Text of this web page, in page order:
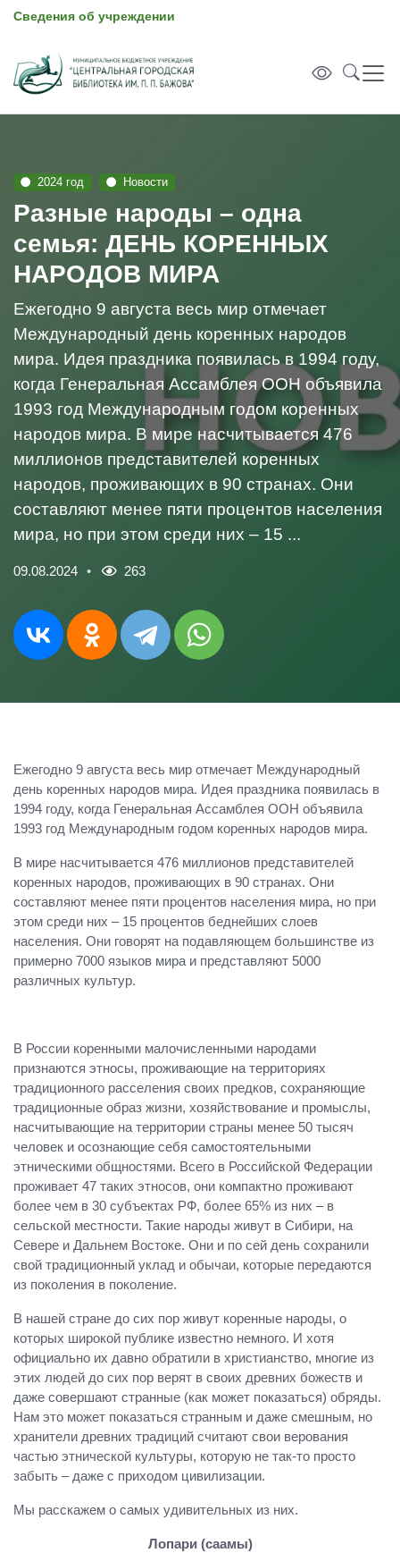
Сведения об учреждении
2024 год Новости
Разные народы – одна
семья: ДЕНЬ КОРЕННЫХ
НАРОДОВ МИРА
Ежегодно 9 августа весь мир отмечает
Международный день коренных народов
мира. Идея праздника появилась в 1994 году,
когда Генеральная Ассамблея ООН объявила
1993 год Международным годом коренных
народов мира. В мире насчитывается 476
миллионов представителей коренных
народов, проживающих в 90 странах. Они
составляют менее пяти процентов населения
мира, но при этом среди них – 15 ...
09.08.2024 263
Ежегодно 9 августа весь мир отмечает Международный
день коренных народов мира. Идея праздника появилась в
1994 году, когда Генеральная Ассамблея ООН объявила
1993 год Международным годом коренных народов мира.
В мире насчитывается 476 миллионов представителей
коренных народов, проживающих в 90 странах. Они
составляют менее пяти процентов населения мира, но при
этом среди них – 15 процентов беднейших слоев
населения. Они говорят на подавляющем большинстве из
примерно 7000 языков мира и представляют 5000
различных культур.
В России коренными малочисленными народами
признаются этносы, проживающие на территориях
традиционного расселения своих предков, сохраняющие
традиционные образ жизни, хозяйствование и промыслы,
насчитывающие на территории страны менее 50 тысяч
человек и осознающие себя самостоятельными
этническими общностями. Всего в Российской Федерации
проживает 47 таких этносов, они компактно проживают
более чем в 30 субъектах РФ, более 65% из них – в
сельской местности. Такие народы живут в Сибири, на
Севере и Дальнем Востоке. Они и по сей день сохранили
свой традиционный уклад и обычаи, которые передаются
из поколения в поколение.
В нашей стране до сих пор живут коренные народы, о
которых широкой публике известно немного. И хотя
официально их давно обратили в христианство, многие из
этих людей до сих пор верят в своих древних божеств и
даже совершают странные (как может показаться) обряды.
Нам это может показаться странным и даже смешным, но
хранители древних традиций считают свои верования
частью этнической культуры, которую не так-то просто
забыть – даже с приходом цивилизации.
Мы расскажем о самых удивительных из них.
Лопари (саамы)